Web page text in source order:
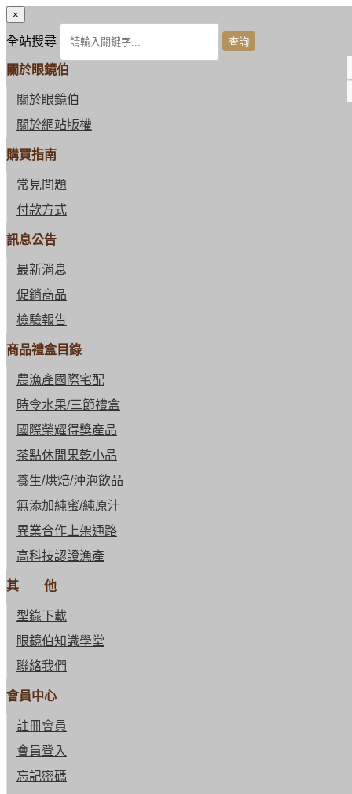
×
全站搜尋
關於眼鏡伯
關於眼鏡伯
關於網站版權
購買指南
常見問題
付款方式
訊息公告
最新消息
促銷商品
檢驗報告
商品禮盒目錄
農漁產國際宅配
時令水果/三節禮盒
國際榮耀得獎產品
茶點休閒果乾小品
養生/烘焙/沖泡飲品
無添加純蜜/純原汁
異業合作上架通路
高科技認證漁產
其 他
型錄下載
眼鏡伯知識學堂
聯絡我們
會員中心
註冊會員
會員登入
忘記密碼